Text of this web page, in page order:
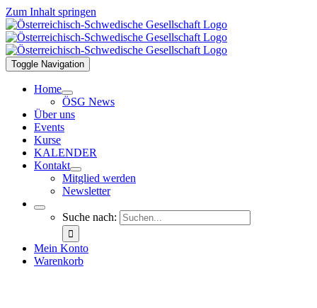
Zum Inhalt springen
Toggle Navigation
Home
ÖSG News
Über uns
Events
Kurse
KALENDER
Kontakt
Mitglied werden
Newsletter
Suche nach:
Mein Konto
Warenkorb